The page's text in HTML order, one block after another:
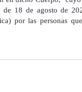
18 de agosto de
por las personas